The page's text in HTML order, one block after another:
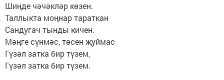
Шиңде чәчәкләр көзен.
Таллыкта моңнар тараткан
Сандугач тынды кичен.
Мәңге сүнмәс, төсен җуймас
Гүзәл затка бир түзем,
Гүзәл затка бир түзем.